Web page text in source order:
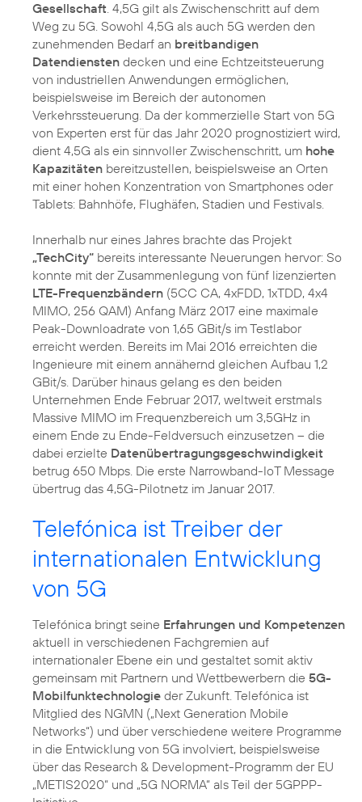
Gesellschaft . 4,5G gilt als Zwischenschritt auf dem
Weg zu 5G. Sowohl 4,5G als auch 5G werden den
zunehmenden Bedarf an breitbandigen
Datendiensten decken und eine Echtzeitsteuerung
von industriellen Anwendungen ermöglichen,
beispielsweise im Bereich der autonomen
Verkehrssteuerung. Da der kommerzielle Start von 5G
von Experten erst für das Jahr 2020 prognostiziert wird,
dient 4,5G als ein sinnvoller Zwischenschritt, um hohe
Kapazitäten bereitzustellen, beispielsweise an Orten
mit einer hohen Konzentration von Smartphones oder
Tablets: Bahnhöfe, Flughäfen, Stadien und Festivals.
Innerhalb nur eines Jahres brachte das Projekt
„TechCity“ bereits interessante Neuerungen hervor: So
konnte mit der Zusammenlegung von fünf lizenzierten
LTE-Frequenzbändern (5CC CA, 4xFDD, 1xTDD, 4x4
MIMO, 256 QAM) Anfang März 2017 eine maximale
Peak-Downloadrate von 1,65 GBit/s im Testlabor
erreicht werden. Bereits im Mai 2016 erreichten die
Ingenieure mit einem annähernd gleichen Aufbau 1,2
GBit/s. Darüber hinaus gelang es den beiden
Unternehmen Ende Februar 2017, weltweit erstmals
Massive MIMO im Frequenzbereich um 3,5GHz in
einem Ende zu Ende-Feldversuch einzusetzen – die
dabei erzielte Datenübertragungsgeschwindigkeit
betrug 650 Mbps. Die erste Narrowband-IoT Message
übertrug das 4,5G-Pilotnetz im Januar 2017.
Telefónica ist Treiber der
internationalen Entwicklung
von 5G
Telefónica bringt seine Erfahrungen und Kompetenzen
aktuell in verschiedenen Fachgremien auf
internationaler Ebene ein und gestaltet somit aktiv
gemeinsam mit Partnern und Wettbewerbern die 5G-
Mobilfunktechnologie der Zukunft. Telefónica ist
Mitglied des NGMN („Next Generation Mobile
Networks“) und über verschiedene weitere Programme
in die Entwicklung von 5G involviert, beispielsweise
über das Research & Development-Programm der EU
„METIS2020“ und „5G NORMA“ als Teil der 5GPPP-